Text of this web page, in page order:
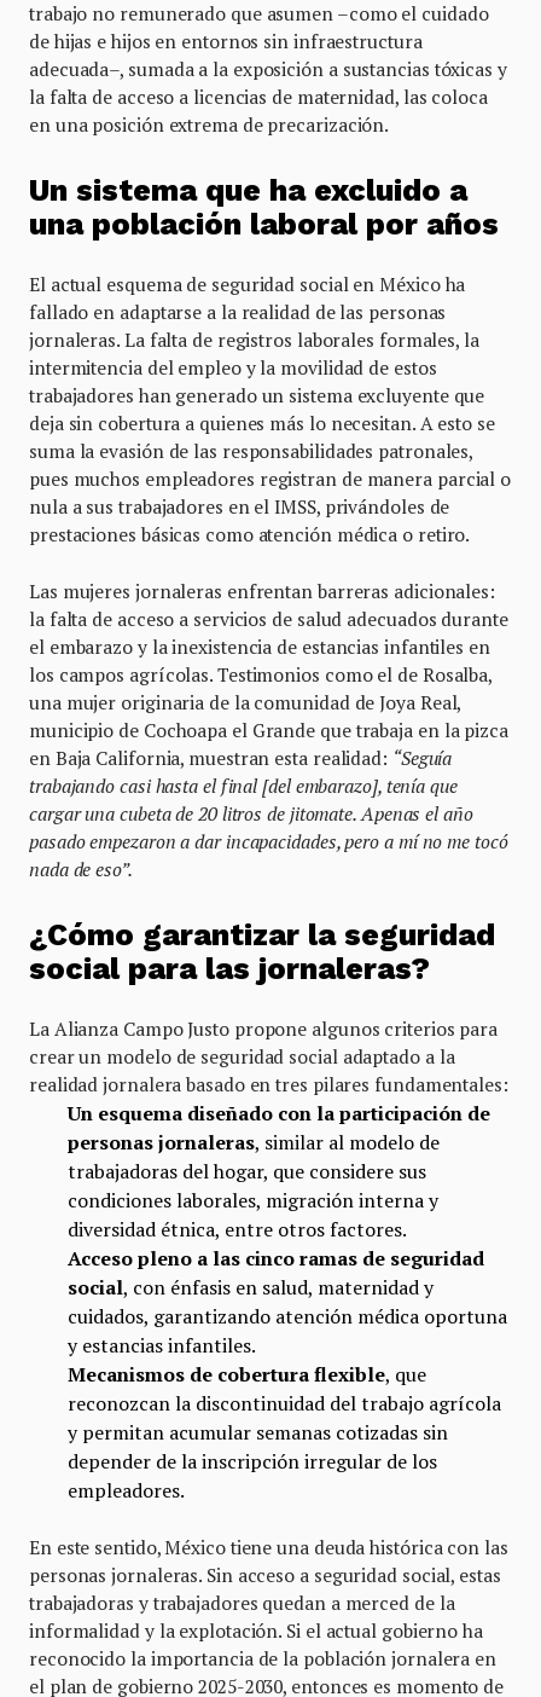
trabajo no remunerado que asumen –como el cuidado
de hijas e hijos en entornos sin infraestructura
adecuada–, sumada a la exposición a sustancias tóxicas y
la falta de acceso a licencias de maternidad, las coloca
en una posición extrema de precarización.
Un sistema que ha excluido a
una población laboral por años
El actual esquema de seguridad social en México ha
fallado en adaptarse a la realidad de las personas
jornaleras. La falta de registros laborales formales, la
intermitencia del empleo y la movilidad de estos
trabajadores han generado un sistema excluyente que
deja sin cobertura a quienes más lo necesitan. A esto se
suma la evasión de las responsabilidades patronales,
pues muchos empleadores registran de manera parcial o
nula a sus trabajadores en el IMSS, privándoles de
prestaciones básicas como atención médica o retiro.
Las mujeres jornaleras enfrentan barreras adicionales:
la falta de acceso a servicios de salud adecuados durante
el embarazo y la inexistencia de estancias infantiles en
los campos agrícolas. Testimonios como el de Rosalba,
una mujer originaria de la comunidad de Joya Real,
municipio de Cochoapa el Grande que trabaja en la pizca
en Baja California, muestran esta realidad: “Seguía
trabajando casi hasta el final [del embarazo], tenía que
cargar una cubeta de 20 litros de jitomate. Apenas el año
pasado empezaron a dar incapacidades, pero a mí no me tocó
nada de eso”.
¿Cómo garantizar la seguridad
social para las jornaleras?
La Alianza Campo Justo propone algunos criterios para
crear un modelo de seguridad social adaptado a la
realidad jornalera basado en tres pilares fundamentales:
Un esquema diseñado con la participación de
personas jornaleras, similar al modelo de
trabajadoras del hogar, que considere sus
condiciones laborales, migración interna y
diversidad étnica, entre otros factores.
Acceso pleno a las cinco ramas de seguridad
social, con énfasis en salud, maternidad y
cuidados, garantizando atención médica oportuna
y estancias infantiles.
Mecanismos de cobertura flexible, que
reconozcan la discontinuidad del trabajo agrícola
y permitan acumular semanas cotizadas sin
depender de la inscripción irregular de los
empleadores.
En este sentido, México tiene una deuda histórica con las
personas jornaleras. Sin acceso a seguridad social, estas
trabajadoras y trabajadores quedan a merced de la
informalidad y la explotación. Si el actual gobierno ha
reconocido la importancia de la población jornalera en
el plan de gobierno 2025-2030, entonces es momento de